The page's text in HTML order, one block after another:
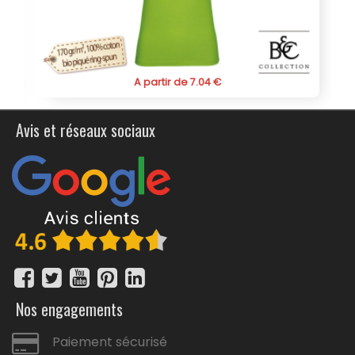
maintenant ce polo personnalisé Roly pour enfant pour
offrir aux enfants un vêtement confortable et
personnalisé qui se démarquera.
A partir de 7.04 €
Avis et réseaux sociaux
Nos engagements
Paiement sécurisé